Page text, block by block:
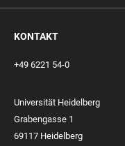
KONTAKT
+49 6221 54-0
Universität Heidelberg
Grabengasse 1
69117 Heidelberg